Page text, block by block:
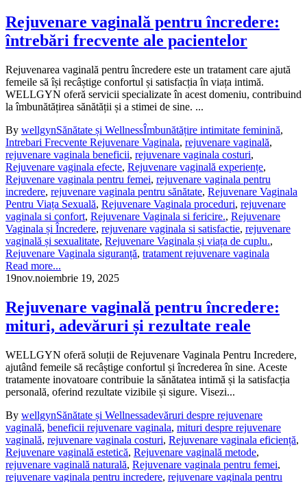
Rejuvenare vaginală pentru încredere:
întrebări frecvente ale pacientelor
Rejuvenarea vaginală pentru încredere este un tratament care ajută
femeile să își recâștige confortul și satisfacția în viața intimă.
WELLGYN oferă servicii specializate în acest domeniu, contribuind
la îmbunătățirea sănătății și a stimei de sine. ...
By wellgynSănătate și WellnessÎmbunătățire intimitate feminină,
Intrebari Frecvente Rejuvenare Vaginala, rejuvenare vaginală,
rejuvenare vaginala beneficii, rejuvenare vaginala costuri,
Rejuvenare vaginala efecte, Rejuvenare vaginală experiențe,
Rejuvenare vaginala pentru femei, rejuvenare vaginala pentru
incredere, rejuvenare vaginala pentru sănătate, Rejuvenare Vaginala
Pentru Viața Sexuală, Rejuvenare Vaginala proceduri, rejuvenare
vaginala si confort, Rejuvenare Vaginala si fericire., Rejuvenare
Vaginala și Încredere, rejuvenare vaginala si satisfactie, rejuvenare
vaginală și sexualitate, Rejuvenare Vaginala și viața de cuplu.,
Rejuvenare Vaginala siguranță, tratament rejuvenare vaginala
Read more...
19nov.noiembrie 19, 2025
Rejuvenare vaginală pentru încredere:
mituri, adevăruri și rezultate reale
WELLGYN oferă soluții de Rejuvenare Vaginala Pentru Incredere,
ajutând femeile să recâștige confortul și încrederea în sine. Aceste
tratamente inovatoare contribuie la sănătatea intimă și la satisfacția
personală, oferind rezultate vizibile și sigure. Visezi...
By wellgynSănătate și Wellnessadevăruri despre rejuvenare
vaginală, beneficii rejuvenare vaginala, mituri despre rejuvenare
vaginală, rejuvenare vaginala costuri, Rejuvenare vaginala eficiență,
Rejuvenare vaginală estetică, Rejuvenare vaginală metode,
rejuvenare vaginală naturală, Rejuvenare vaginala pentru femei,
rejuvenare vaginala pentru incredere, rejuvenare vaginala pentru